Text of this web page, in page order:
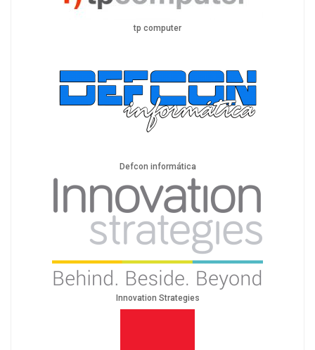
tp computer
Defcon informática
Innovation Strategies